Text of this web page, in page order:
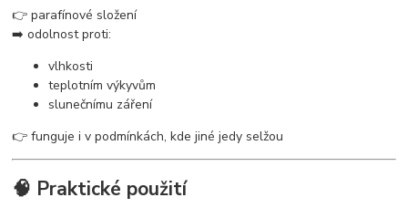
👉 parafínové složení
➡️ odolnost proti:
vlhkosti
teplotním výkyvům
slunečnímu záření
👉 funguje i v podmínkách, kde jiné jedy selžou
🧠 Praktické použití